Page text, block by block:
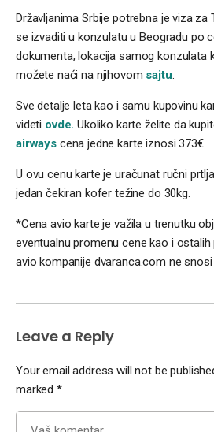
Državljanima Srbije potrebna je viza za
se izvaditi u konzulatu u Beogradu po
dokumenta, lokacija samog konzulata
možete naći na njihovom sajtu.
Sve detalje leta kao i samu kupovinu
videti ovde. Ukoliko karte želite da
airwayscena jedne karte iznosi 373€.
U ovu cenu karte je uračunat ručni
jedan čekiran kofer težine do 30kg.
*Cena avio karte je važila u trenutku
eventualnu promenu cene kao i
avio kompanije dvaranca.com ne
Leave a Reply
Your email address will not be
marked *